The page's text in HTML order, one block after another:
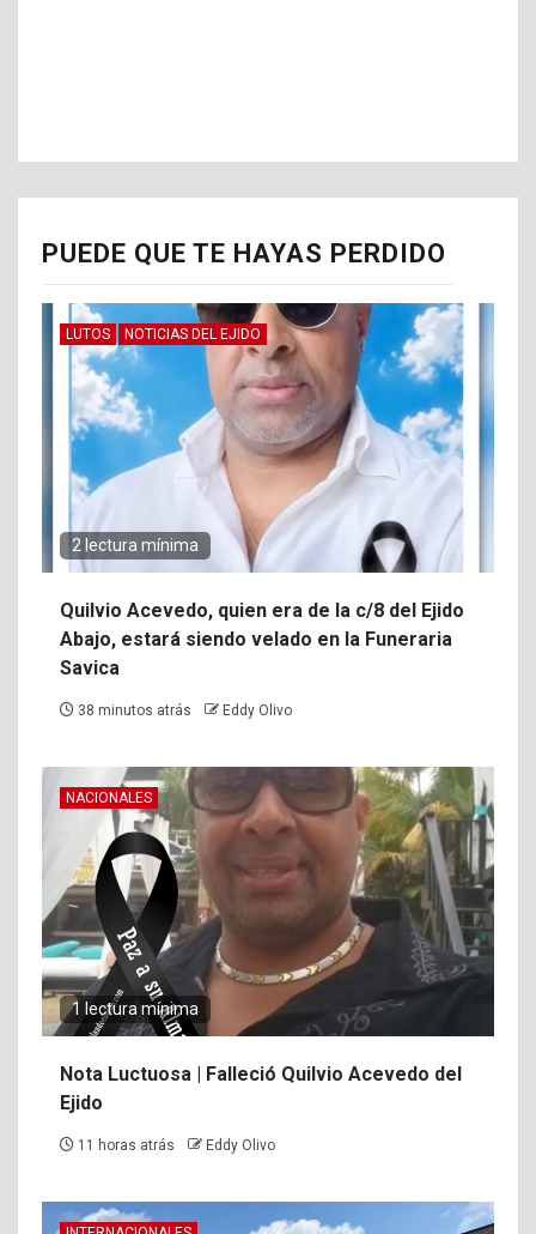
PUEDE QUE TE HAYAS PERDIDO
LUTOS NOTICIAS DEL EJIDO
2 lectura mínima
Quilvio Acevedo, quien era de la c/8 del Ejido
Abajo, estará siendo velado en la Funeraria
Savica
38 minutos atrás Eddy Olivo
NACIONALES
1 lectura mínima
Nota Luctuosa | Falleció Quilvio Acevedo del
Ejido
11 horas atrás Eddy Olivo